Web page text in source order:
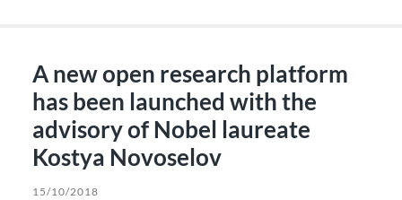
A new open research platform
has been launched with the
advisory of Nobel laureate
Kostya Novoselov
15/10/2018